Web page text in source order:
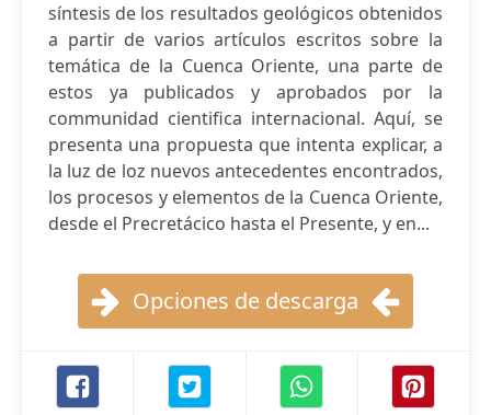
síntesis de los resultados geológicos obtenidos
a partir de varios artículos escritos sobre la
temática de la Cuenca Oriente, una parte de
estos ya publicados y aprobados por la
communidad cientifica internacional. Aquí, se
presenta una propuesta que intenta explicar, a
la luz de loz nuevos antecedentes encontrados,
los procesos y elementos de la Cuenca Oriente,
desde el Precretácico hasta el Presente, y en...
Opciones de descarga